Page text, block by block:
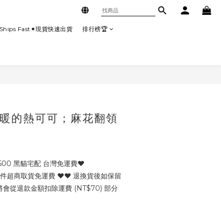
Fast✦現貨快速出貨 排行榜🏆
的熱可可；麻花翻領
黑貓宅配 台灣免運費♥
超商取貨免運費 ♥♥ 退換貨後如保留
會從退款金額扣除運費 (NT$70) 部分